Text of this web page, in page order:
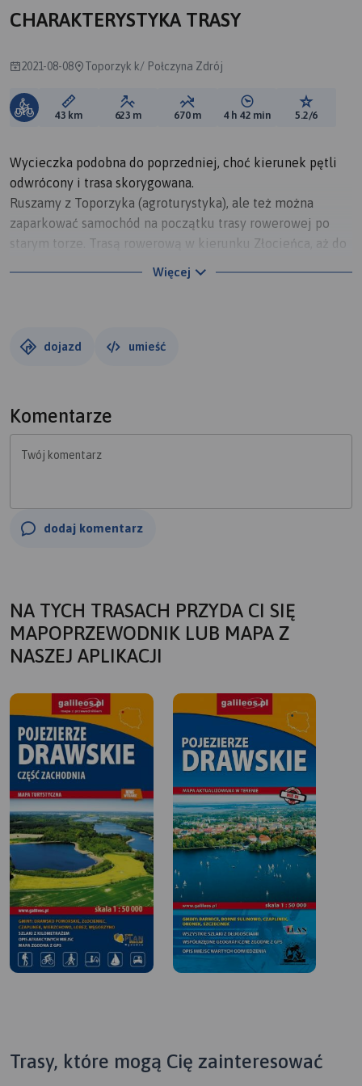
CHARAKTERYSTYKA TRASY
2021-08-08 Toporzyk k/ Połczyna Zdrój
Długość trasy:
43 km Suma przewyższeń:
623 m Suma spadków:
670 m Średni czas potrzebny
4 h 42 min Ocena
5.2/6
Wycieczka podobna do poprzedniej, choć kierunek pętli
odwrócony i trasa skorygowana.
Ruszamy z Toporzyka (agroturystyka), ale też można
zaparkować samochód na początku trasy rowerowej po
starym torze. Trasą rowerową w kierunku Złocieńca, aż do
https://www.traseo.pl/trasa/toporzyk-gawroniec-
wjeżdżamy w szutry i drogi terenowa, którymi dotrzemy
starych torach i nim wracamy do Toporzyka.
Rozlewiskiem" posilamy się i regenerujemy siły.
ludowy, w Starym Resku pałac oglądany zza płotu.
Drogi terenowa dobre więc polecam trasę dla średni
Więcej
dojazd umieść
Komentarze
Twój komentarz
dodaj komentarz
NA TYCH TRASACH PRZYDA CI SIĘ
MAPOPRZEWODNIK LUB MAPA Z
NASZEJ APLIKACJI
Trasy, które mogą Cię zainteresować